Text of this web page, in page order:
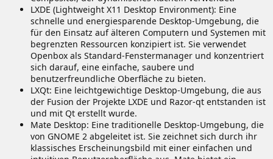
LXDE (Lightweight X11 Desktop Environment): Eine
schnelle und energiesparende Desktop-Umgebung, die
für den Einsatz auf älteren Computern und Systemen mit
begrenzten Ressourcen konzipiert ist. Sie verwendet
Openbox als Standard-Fenstermanager und konzentriert
sich darauf, eine einfache, saubere und
benutzerfreundliche Oberfläche zu bieten.
LXQt: Eine leichtgewichtige Desktop-Umgebung, die aus
der Fusion der Projekte LXDE und Razor-qt entstanden ist
und mit Qt erstellt wurde.
Mate Desktop: Eine traditionelle Desktop-Umgebung, die
von GNOME 2 abgeleitet ist. Sie zeichnet sich durch ihr
klassisches Erscheinungsbild mit einer einfachen und